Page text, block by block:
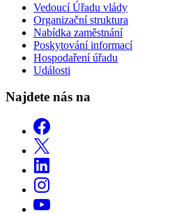
Vedoucí Úřadu vlády
Organizační struktura
Nabídka zaměstnání
Poskytování informací
Hospodaření úřadu
Události
Najdete nás na